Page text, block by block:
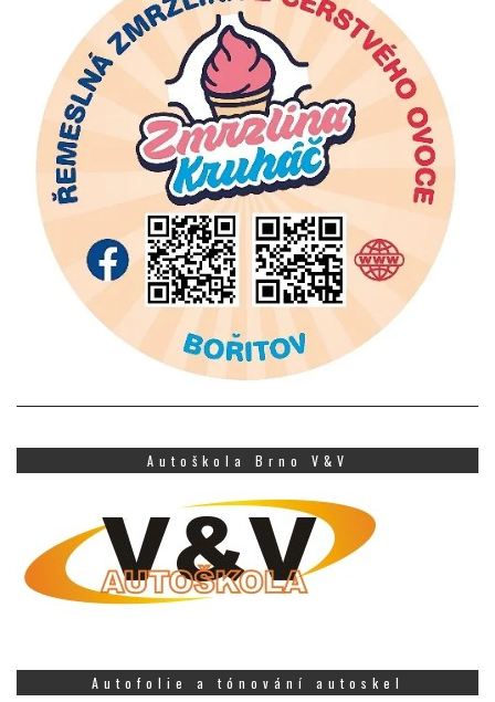
Autoškola Brno V&V
Autofolie a tónování autoskel